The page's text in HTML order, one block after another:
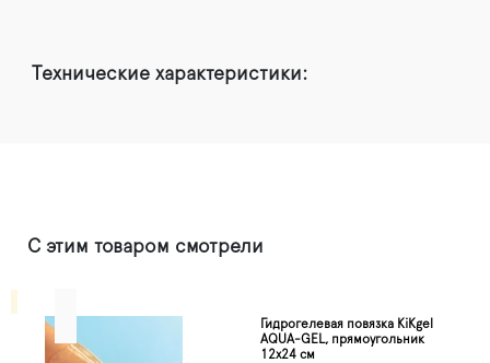
Технические характеристики:
С этим товаром смотрели
Гидрогелевая повязка KiKgеl
AQUA-GEL, прямоугольник
12х24 см